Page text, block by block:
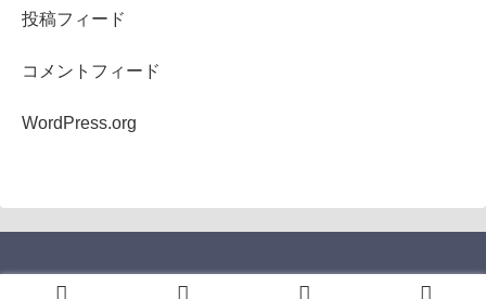
投稿フィード
コメントフィード
WordPress.org